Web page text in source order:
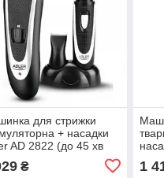
для стрижки
+ насадки
AD 2822 (до 45 хв
лезо нержавіюча
₴ 1